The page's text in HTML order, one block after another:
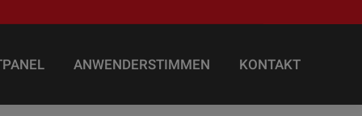
ANWENDERSTIMMEN KONTAKT